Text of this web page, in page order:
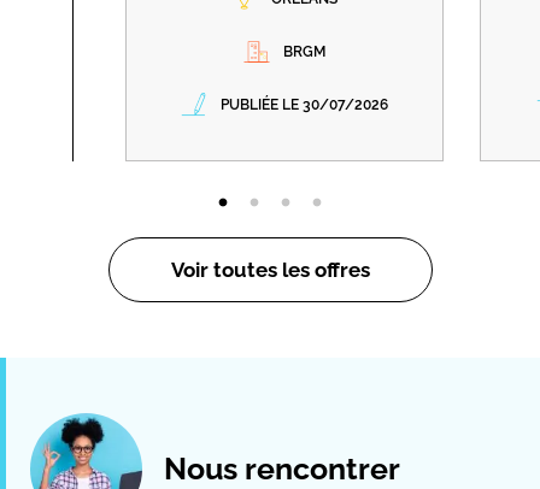
BRGM
PUBLIÉE LE 30/07/2026
Voir toutes les offres
Nous rencontrer